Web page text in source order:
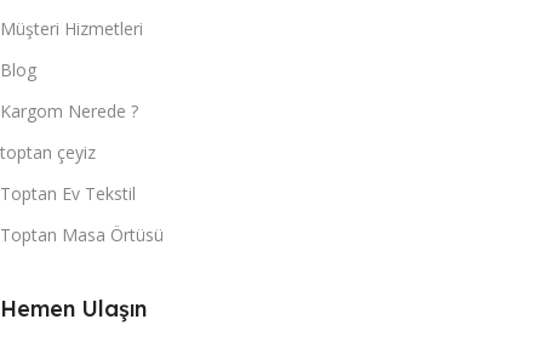
Müşteri Hizmetleri
Blog
Kargom Nerede ?
toptan çeyiz
Toptan Ev Tekstil
Toptan Masa Örtüsü
Hemen Ulaşın